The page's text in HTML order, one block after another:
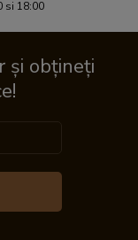
si 18:00
și obțineți